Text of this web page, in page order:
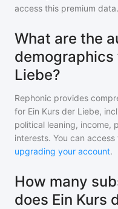
access this premium data.
What are the
demographics
Liebe?
Rephonic provides
for Ein Kurs der Liebe,
political leaning, income,
interests. You can
upgrading your account.
How many
does Ein Kurs